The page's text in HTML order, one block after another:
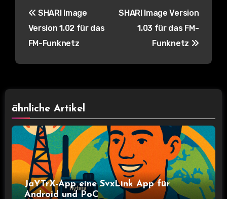
t
a
g
s
a
SHARI Image
Version 1.02 für das
FM-Funknetz
SHARI Image Version
1.03 für das FM-
Funknetz
ähnliche Artikel
JaYTrX-App eine SvxLink App für
Android und PoC